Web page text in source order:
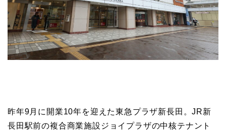
昨年9月に開業10年を迎えた東急プラザ新長田。JR新
長田駅前の複合商業施設ジョイプラザの中核テナント